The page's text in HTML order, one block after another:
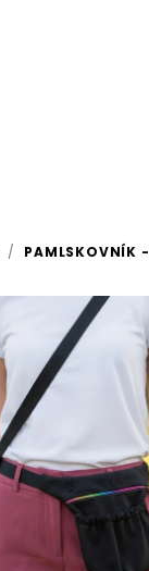
/ PAMLSKOVNÍK